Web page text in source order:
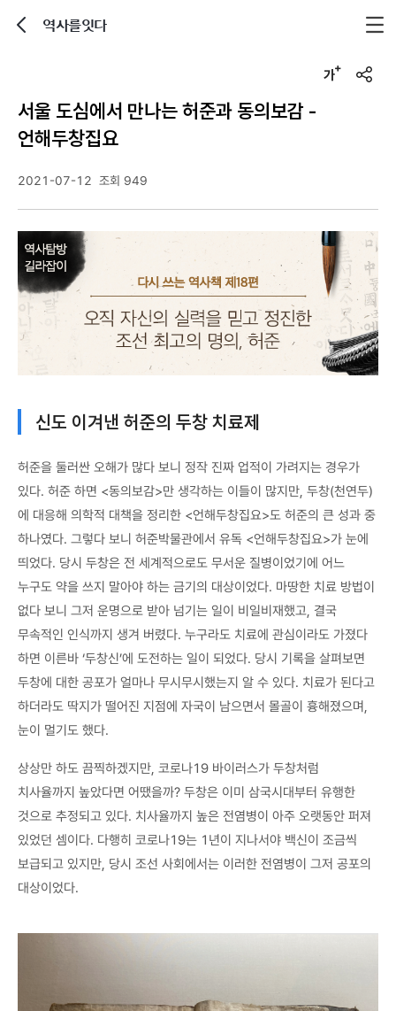
역사를잇다
u
서울 도심에서 만나는 허준과 동의보감 -
언해두창집요
2021-07-12 조회 949
신도 이겨낸 허준의 두창 치료제
허준을 둘러싼 오해가 많다 보니 정작 진짜 업적이 가려지는 경우가
있다. 허준 하면 <동의보감>만 생각하는 이들이 많지만, 두창(천연두)
에 대응해 의학적 대책을 정리한 <언해두창집요>도 허준의 큰 성과 중
하나였다. 그렇다 보니 허준박물관에서 유독 <언해두창집요>가 눈에
띄었다. 당시 두창은 전 세계적으로도 무서운 질병이었기에 어느
누구도 약을 쓰지 말아야 하는 금기의 대상이었다. 마땅한 치료 방법이
없다 보니 그저 운명으로 받아 넘기는 일이 비일비재했고, 결국
무속적인 인식까지 생겨 버렸다. 누구라도 치료에 관심이라도 가졌다
하면 이른바 ‘두창신’에 도전하는 일이 되었다. 당시 기록을 살펴보면
두창에 대한 공포가 얼마나 무시무시했는지 알 수 있다. 치료가 된다고
하더라도 딱지가 떨어진 지점에 자국이 남으면서 몰골이 흉해졌으며,
눈이 멀기도 했다.
상상만 하도 끔찍하겠지만, 코로나19 바이러스가 두창처럼
치사율까지 높았다면 어땠을까? 두창은 이미 삼국시대부터 유행한
것으로 추정되고 있다. 치사율까지 높은 전염병이 아주 오랫동안 퍼져
있었던 셈이다. 다행히 코로나19는 1년이 지나서야 백신이 조금씩
보급되고 있지만, 당시 조선 사회에서는 이러한 전염병이 그저 공포의
대상이었다.